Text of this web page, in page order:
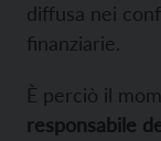
diffusa nei
finanziarie.
È perciò il
responsabile